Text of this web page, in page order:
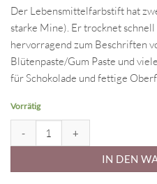
Der Lebensmittelfarbstift hat
starke Mine). Er trocknet
hervorragend zum Beschriften
Blütenpaste/Gum Paste und
für Schokolade und fettige
Vorrätig
IN DEN